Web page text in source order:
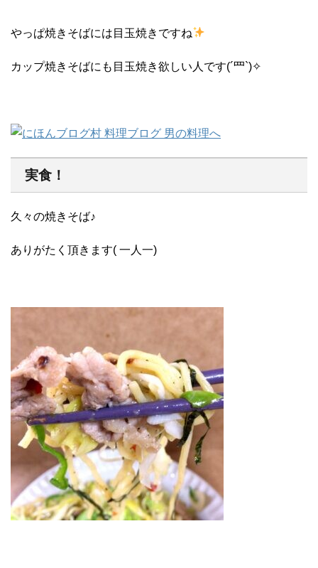
やっぱ焼きそばには目玉焼きですね
カップ焼きそばにも目玉焼き欲しい人です(´罒`)✧
実食！
久々の焼きそば♪
ありがたく頂きます( 一人一)